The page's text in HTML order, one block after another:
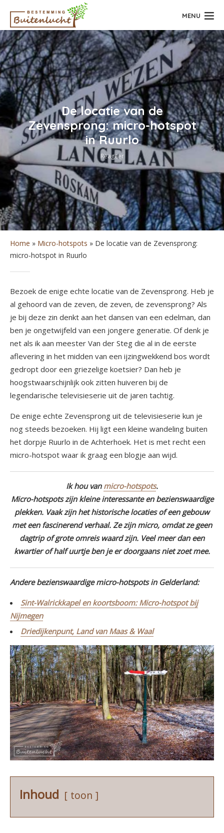
MENU
De locatie van de
Zevensprong: micro-hotspot
in Ruurlo
Reageer
Home » Micro-hotspots » De locatie van de Zevensprong:
micro-hotspot in Ruurlo
Bezoek de enige echte locatie van de Zevensprong. Heb je
al gehoord van de zeven, de zeven, de zevensprong? Als
je bij deze zin denkt aan het dansen van een edelman, dan
ben je ongetwijfeld van een jongere generatie. Of denk je
net als ik aan meester Van der Steg die al in de eerste
aflevering in het midden van een ijzingwekkend bos wordt
gedropt door een griezelige koetsier? Dan heb je
hoogstwaarschijnlijk ook zitten huiveren bij de
legendarische televisieserie uit de jaren tachtig.
De enige echte Zevensprong uit de televisieserie kun je
nog steeds bezoeken. Hij ligt een kleine wandeling buiten
het dorpje Ruurlo in de Achterhoek. Het is met recht een
micro-hotspot waar ik graag een blogje aan wijd.
Ik hou van micro-hotspots.
Micro-hotspots zijn kleine interessante en bezienswaardige
plekken. Vaak zijn het historische locaties of een gebouw
met een fascinerend verhaal. Ze zijn micro, omdat ze geen
dagtrip of grote omreis waard zijn. Veel meer dan een
kwartier of half uurtje ben je er doorgaans niet zoet mee.
Andere bezienswaardige micro-hotspots in Gelderland:
Sint-Walrickkapel en koortsboom: Micro-hotspot bij
Nijmegen
Driedijkenpunt, Land van Maas & Waal
Inhoud toon